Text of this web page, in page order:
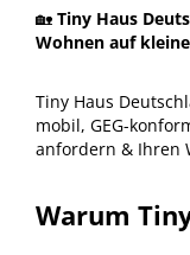
🏡 Tiny Haus
Wohnen auf
Tiny Haus
mobil, GEG-
anfordern & Ihren
Warum